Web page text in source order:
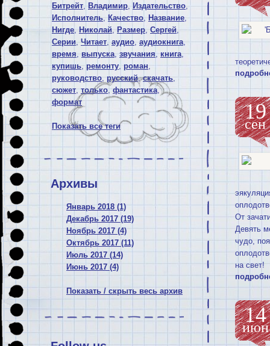
Битрейт, Владимир, Издательство,
Исполнитель, Качество, Название,
Нигде,Николай, Размер, Сергей,
Серии, Читает, аудио, аудиокнига,
время, выпуска, звучания, книга,
купишь, ремонту, роман,
руководство, русский,скачать,
сюжет, только,фантастика,
формат
Показать все теги
Архивы
Январь 2018 (1)
Декабрь 2017 (19)
Ноябрь 2017 (4)
Октябрь 2017 (11)
Июль 2017 (14)
Июнь 2017 (4)
Показать / скрыть весь архив
19
сен
От
Девять
чудо,
на свет!
14
июн